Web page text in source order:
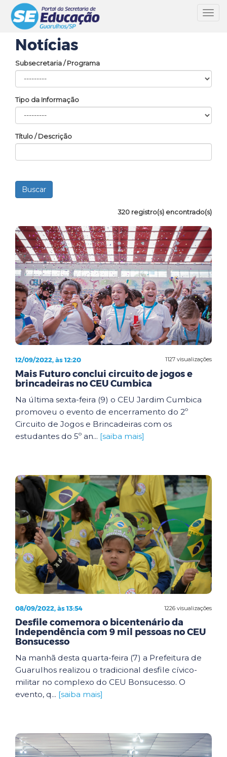
Notícias
Subsecretaria / Programa
Tipo da Informação
Título / Descrição
320 registro(s) encontrado(s)
1127 visualizações
12/09/2022, às 12:20
Mais Futuro conclui circuito de jogos e
brincadeiras no CEU Cumbica
Na última sexta-feira (9) o CEU Jardim Cumbica
promoveu o evento de encerramento do 2º
Circuito de Jogos e Brincadeiras com os
estudantes do 5º an... [saiba mais]
1226 visualizações
08/09/2022, às 13:54
Desfile comemora o bicentenário da
Independência com 9 mil pessoas no CEU
Bonsucesso
Na manhã desta quarta-feira (7) a Prefeitura de
Guarulhos realizou o tradicional desfile cívico-
militar no complexo do CEU Bonsucesso. O
evento, q... [saiba mais]